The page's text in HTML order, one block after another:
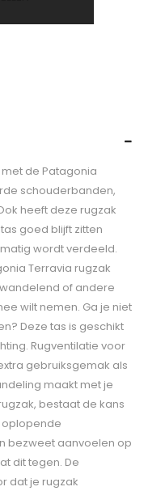
de Patagonia
schouderbanden,
heeft deze rugzak
goed blijft zitten
wordt verdeeld.
Terravia rugzak
of andere
wilt nemen. Ga je niet
Deze tas is geschikt
Rugventilatie voor
gebruiksgemak als
maakt met je
bestaat de kans
oplopende
bezweet aanvoelen op
dit tegen. De
dat je rugzak